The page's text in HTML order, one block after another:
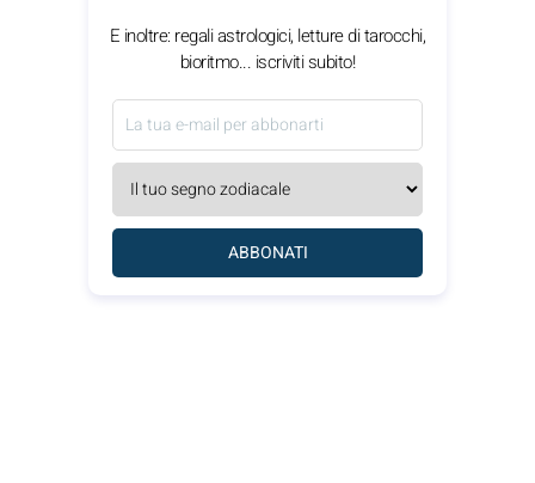
E inoltre: regali astrologici, letture di tarocchi,
bioritmo... iscriviti subito!
ABBONATI